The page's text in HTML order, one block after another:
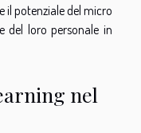
il potenziale del micro
del loro personale in
nel